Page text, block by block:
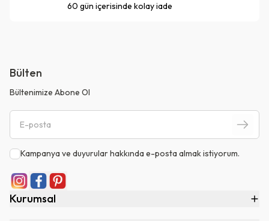
60 gün içerisinde kolay iade
Bülten
Bültenimize Abone Ol
Kampanya ve duyurular hakkında e-posta almak istiyorum.
Kurumsal